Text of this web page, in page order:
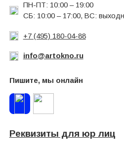
ПН-ПТ: 10:00 – 19:00
СБ: 10:00 – 17:00, ВС:
+7 (495) 180-04-88
info@artokno.ru
Пишите, мы онлайн
Реквизиты для юр лиц